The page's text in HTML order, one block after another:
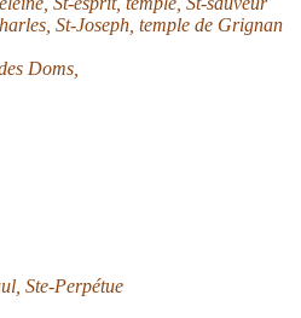
St-Joseph, temple de Grignan
Doms,
Ste-Perpétue